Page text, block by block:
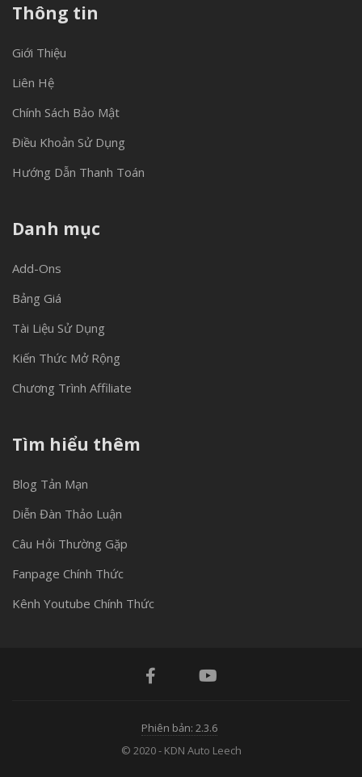
Thông tin
Giới Thiệu
Liên Hệ
Chính Sách Bảo Mật
Điều Khoản Sử Dụng
Hướng Dẫn Thanh Toán
Danh mục
Add-Ons
Bảng Giá
Tài Liệu Sử Dụng
Kiến Thức Mở Rộng
Chương Trình Affiliate
Tìm hiểu thêm
Blog Tản Mạn
Diễn Đàn Thảo Luận
Câu Hỏi Thường Gặp
Fanpage Chính Thức
Kênh Youtube Chính Thức
Phiên bản: 2.3.6
© 2020 - KDN Auto Leech